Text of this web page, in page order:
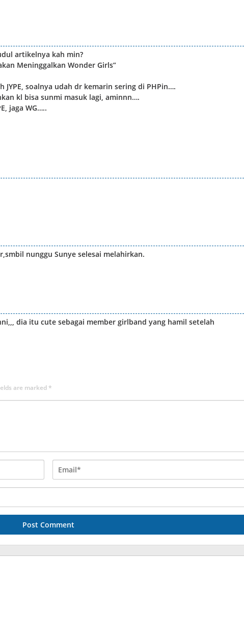
artikelnya kah min?
Meninggalkan Wonder Girls”
soalnya udah dr kemarin sering di PHPin….
kl bisa sunmi masuk lagi, aminnn….
jaga WG…..
nunggu Sunye selesai melahirkan.
dia itu cute sebagai member girlband yang hamil setelah
are marked*